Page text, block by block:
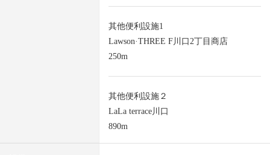
其他便利設施1
Lawson·THREE F川口2丁目商店
250m
其他便利設施２
LaLa terrace川口
890m